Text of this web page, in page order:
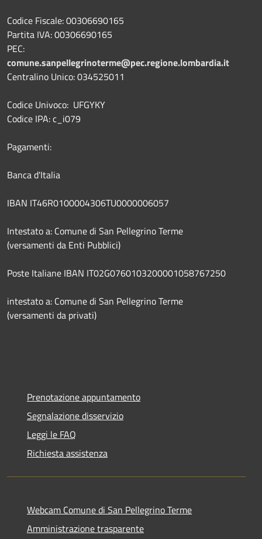
Codice Fiscale: 00306690165
Partita IVA: 00306690165
PEC:
comune.sanpellegrinoterme@pec.regione.lombardia.it
Centralino Unico: 034525011
Codice Univoco: UFGYKY
Codice IPA: c_i079
Pagamenti:
Banca d'Italia
IBAN IT46R0100004306TU0000006057
Intestato a: Comune di San Pellegrino Terme
(versamenti da Enti Pubblici)
Poste Italiane IBAN IT02G0760103200001058767250
intestato a: Comune di San Pellegrino Terme
(versamenti da privati)
Prenotazione appuntamento
Segnalazione disservizio
Leggi le FAQ
Richiesta assistenza
Webcam Comune di San Pellegrino Terme
Amministrazione trasparente